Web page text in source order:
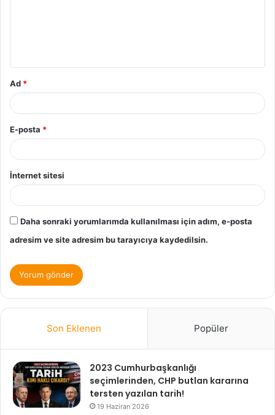
Ad *
E-posta *
İnternet sitesi
Daha sonraki yorumlarımda kullanılması için adım, e-posta
adresim ve site adresim bu tarayıcıya kaydedilsin.
Son Eklenen Popüler
2023 Cumhurbaşkanlığı
seçimlerinden, CHP butlan kararına
tersten yazılan tarih!
19 Haziran 2026